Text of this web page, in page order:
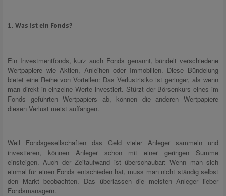
1. Was ist ein Fonds?
Ein Investmentfonds, kurz auch Fonds genannt, bündelt verschiedene
Wertpapiere wie Aktien, Anleihen oder Immobilien. Diese Bündelung
bietet eine Reihe von Vorteilen: Das Verlustrisiko ist geringer, als wenn
man direkt in einzelne Werte investiert. Stürzt der Börsenkurs eines im
Fonds geführten Wertpapiers ab, können die anderen Wertpapiere
diesen Verlust meist auffangen.
Weil Fondsgesellschaften das Geld vieler Anleger sammeln und
investieren, können Anleger schon mit einer geringen Summe
einsteigen. Auch der Zeitaufwand ist überschaubar: Wenn man sich
einmal für einen Fonds entschieden hat, muss man nicht ständig selbst
den Markt beobachten. Das überlassen die meisten Anleger lieber
Fondsmanagern.